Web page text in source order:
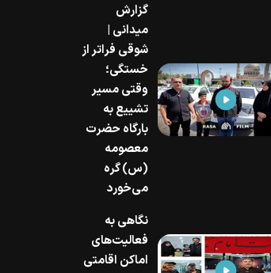
گزارش
میدانی |
شوقی فراتر از
خستگی؛
وقتی مسیر
تشییع به
بارگاه حضرت
معصومه
(س) گره
می‌خورد
نگاهی به
فعالیت‌های
اماکن اقامتی